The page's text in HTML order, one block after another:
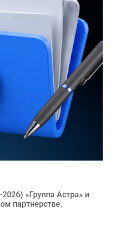
«Группа Астра» и
партнерстве.